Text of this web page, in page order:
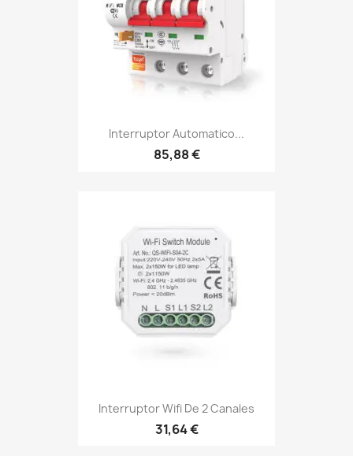
Interruptor Automatico...
85,88 €
Interruptor Wifi De 2 Canales
31,64 €